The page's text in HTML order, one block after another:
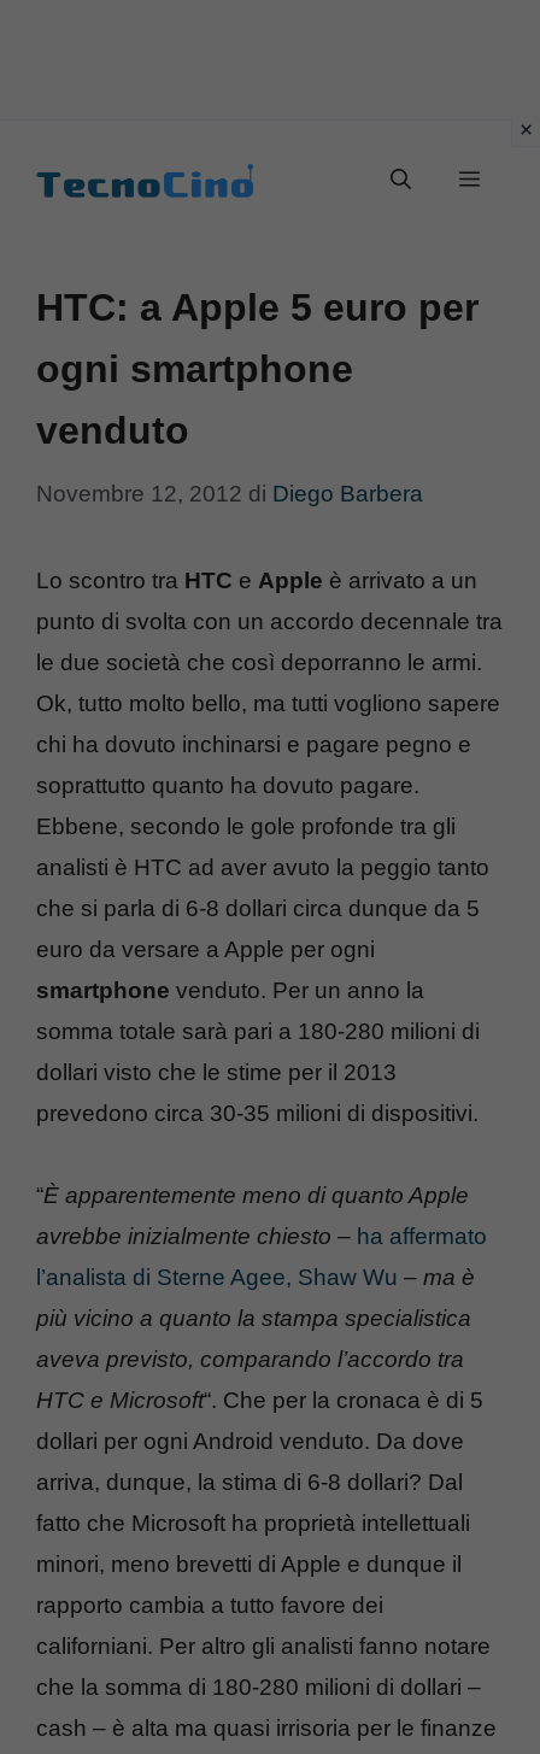
Menu
HTC: a Apple 5 euro per
ogni smartphone
venduto
Novembre 12, 2012 di Diego Barbera
Lo scontro tra HTC e Apple è arrivato a un
punto di svolta con un accordo decennale tra
le due società che così deporranno le armi.
Ok, tutto molto bello, ma tutti vogliono sapere
chi ha dovuto inchinarsi e pagare pegno e
soprattutto quanto ha dovuto pagare.
Ebbene, secondo le gole profonde tra gli
analisti è HTC ad aver avuto la peggio tanto
che si parla di 6-8 dollari circa dunque da 5
euro da versare a Apple per ogni
smartphone venduto. Per un anno la
somma totale sarà pari a 180-280 milioni di
dollari visto che le stime per il 2013
prevedono circa 30-35 milioni di dispositivi.
“È apparentemente meno di quanto Apple
avrebbe inizialmente chiesto – ha affermato
l’analista di Sterne Agee, Shaw Wu – ma è
più vicino a quanto la stampa specialistica
aveva previsto, comparando l’accordo tra
HTC e Microsoft“. Che per la cronaca è di 5
dollari per ogni Android venduto. Da dove
arriva, dunque, la stima di 6-8 dollari? Dal
fatto che Microsoft ha proprietà intellettuali
minori, meno brevetti di Apple e dunque il
rapporto cambia a tutto favore dei
californiani. Per altro gli analisti fanno notare
che la somma di 180-280 milioni di dollari –
cash – è alta ma quasi irrisoria per le finanze